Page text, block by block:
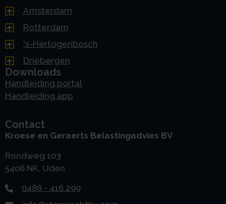
Amsterdam
Rotterdam
's-Hertogenbosch
Driebergen
Downloads
Handleiding portal
Handleiding app
Contact
Kroese en Geraerts Belastingadvies BV
Rondweg 103
5406 NK, Uden
0486 - 416 299